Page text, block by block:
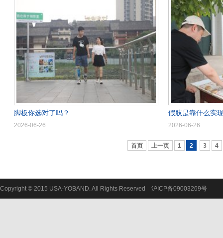
脚板你选对了吗？
2026-06-26
假肢是靠什么实
2026-06-26
首页 上一页 1 2 3 4
Copyright © 2015 USA-YOBAND. All Rights Reserved 沪ICP备09003269号